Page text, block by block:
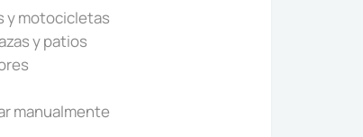
y motocicletas
y patios
manualmente